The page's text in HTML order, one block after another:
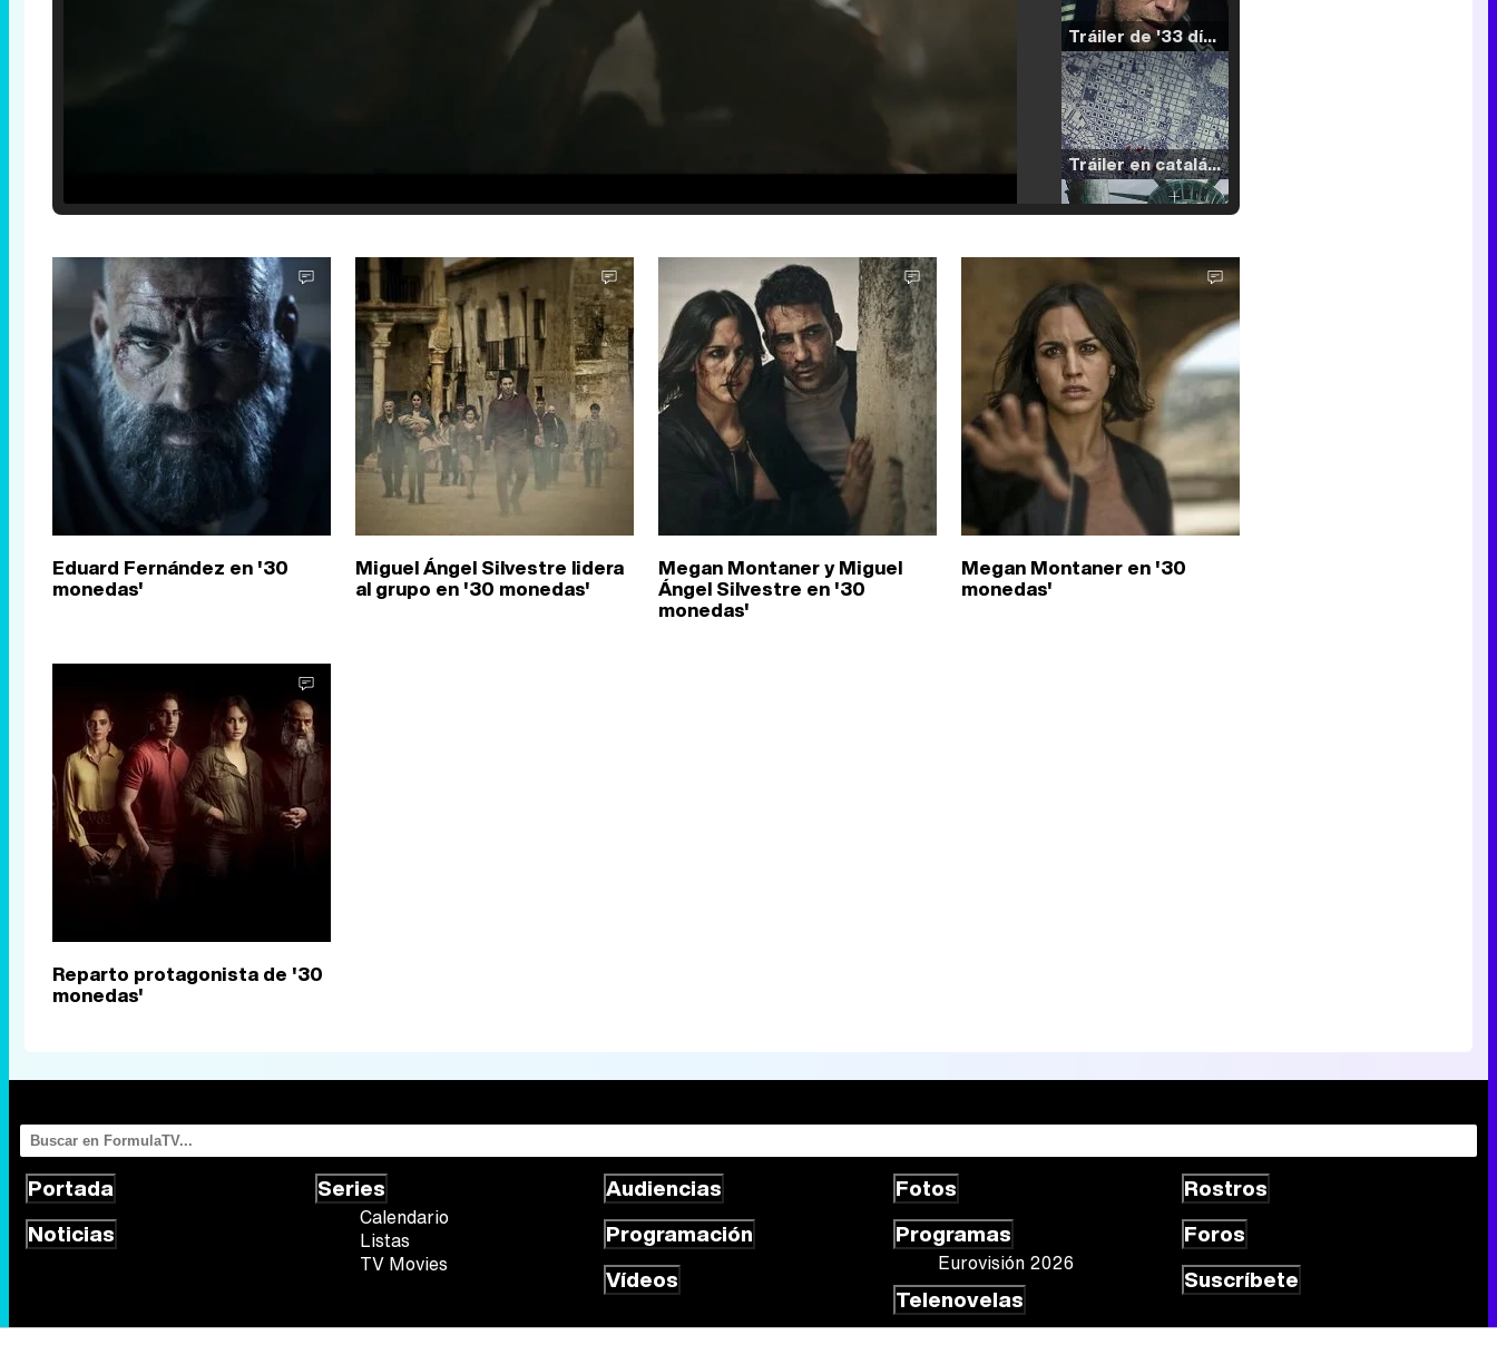
Tráiler de '33 días', la nueva serie de Atresplayer con Julián Villagrán y José Manuel Poga
Tráiler en catalán de 'Ravalear', la nueva serie de HBO Max sobre los fondos buitre
Tráiler de la tercera temporada de 'The Walking Dead: Dead City' de AMC+
Canción ganadora de Eurovisión 2026: DARA con "Bangaranga" por Bulgaria
Eduard Fernández en '30
monedas'
Miguel Ángel Silvestre lidera
al grupo en '30 monedas'
Megan Montaner y Miguel
Ángel Silvestre en '30
monedas'
Megan Montaner en '30
monedas'
Reparto protagonista de '30
monedas'
Portada
Noticias
Series
Calendario
Listas
TV Movies
Audiencias
Programación
Vídeos
Fotos
Programas
Eurovisión 2026
Telenovelas
Rostros
Foros
Suscríbete